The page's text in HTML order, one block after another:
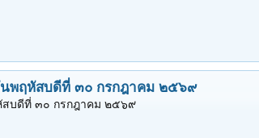
นพฤหัสบดีที่ ๓๐ กรกฎาคม ๒๕๖๙
สบดีที่ ๓๐ กรกฎาคม ๒๕๖๙